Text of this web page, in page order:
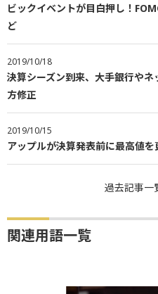
ビックイベントが目白押し！
ど
2019/10/18
決算シーズン到来、大手銀行や
方修正
2019/10/15
アップルが決算発表前に最高値を
過去記事一
関連用語一覧